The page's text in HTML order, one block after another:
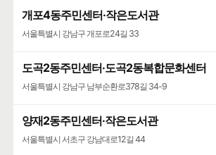
개포4동주민센터·작은도서관
서울특별시 강남구 개포로24길 33
도곡2동주민센터·도곡2동복합문화센터
서울특별시 강남구 남부순환로378길 34-9
양재2동주민센터·작은도서관
서울특별시 서초구 강남대로12길 44